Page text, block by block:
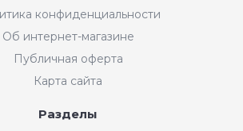
конфиденциальности
Об интернет-магазине
Публичная оферта
Карта сайта
Разделы